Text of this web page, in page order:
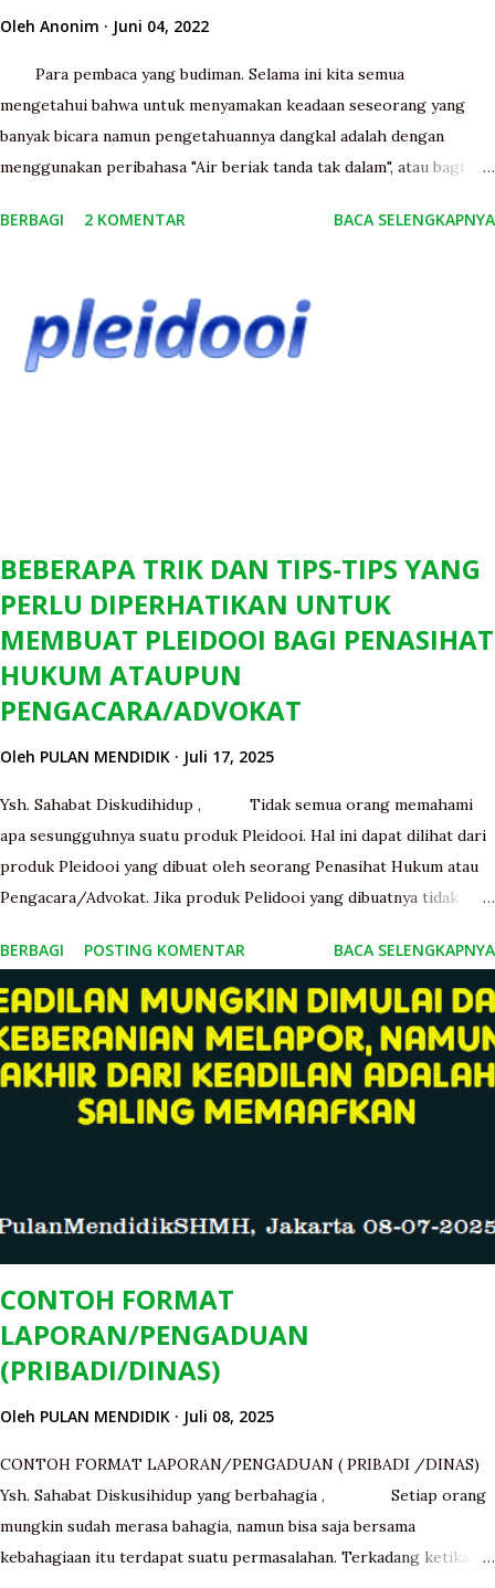
Oleh Anonim Juni 04, 2022
Para pembaca yang budiman. Selama ini kita semua
mengetahui bahwa untuk menyamakan keadaan seseorang yang
banyak bicara namun pengetahuannya dangkal adalah dengan
menggunakan peribahasa "Air beriak tanda tak dalam", atau bagi
bunyinya". Demikian pula dengan penulis. Penulis pernah berpikir
dalam, tong kosong nyaring bunyinya, tahukah anda ternyata
maknanya tidak seperti yang selama ini kita kira, ternyata selama
BERBAGI 2 KOMENTAR BACA SELENGKAPNYA
BEBERAPA TRIK DAN TIPS-TIPS YANG
PERLU DIPERHATIKAN UNTUK
MEMBUAT PLEIDOOI BAGI PENASIHAT
HUKUM ATAUPUN
PENGACARA/ADVOKAT
Oleh PULAN MENDIDIK Juli 17, 2025
Ysh. Sahabat Diskudihidup , Tidak semua orang memahami
apa sesungguhnya suatu produk Pleidooi. Hal ini dapat dilihat dari
produk Pleidooi yang dibuat oleh seorang Penasihat Hukum atau
Pengacara/Advokat. Jika produk Pelidooi yang dibuatnya tidak
pembelaan maka ini berarti Penasihat Hukum ataupun
Pengacara/Advokat yang bersangkutan kurang memahami makna
suatu Pleidooi. Apakah makna sebenarnya Pleidooi itu? Makna
sebenarnya Pleidooi adalah suatu tanggapan dari Penasihat Hukum
ataupun Pengacara/Advokat terhadap Tuntutan Oditur Militer
ataupun Jaksa Penuntut Umum (JPU) yang berkaitan dengan
Majelis Hakim yang menyidangkan suatu perkara . ...
BERBAGI POSTING KOMENTAR BACA SELENGKAPNYA
CONTOH FORMAT
LAPORAN/PENGADUAN
(PRIBADI/DINAS)
Oleh PULAN MENDIDIK Juli 08, 2025
CONTOH FORMAT LAPORAN/PENGADUAN ( PRIBADI /DINAS)
Ysh. Sahabat Diskusihidup yang berbahagia , Setiap orang
mungkin sudah merasa bahagia, namun bisa saja bersama
kebahagiaan itu terdapat suatu permasalahan. Terkadang ketika